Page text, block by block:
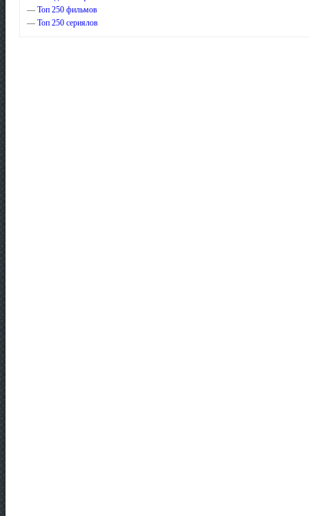
— Топ 250 фильмов
— Топ 250 сериялов